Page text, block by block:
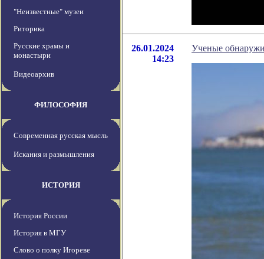
"Неизвестные" музеи
Риторика
Русские храмы и
монастыри
Видеоархив
ФИЛОСОФИЯ
Современная русская мысль
Искания и размышления
ИСТОРИЯ
История России
История в МГУ
Слово о полку Игореве
26.01.2024
14:23
Ученые